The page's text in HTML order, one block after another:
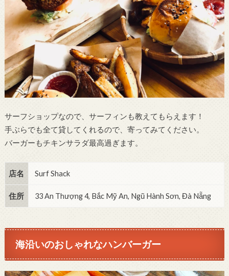
サーフショップなので、サーフィンも教えてもらえます！
手ぶらでも全て貸してくれるので、寄ってみてください。
バーガーもチキンサラダ最高過ぎます。
店名 Surf Shack
住所 33 An Thượng 4, Bắc Mỹ An, Ngũ Hành Sơn, Đà Nẵng
海沿いのおしゃれなハンバーガー